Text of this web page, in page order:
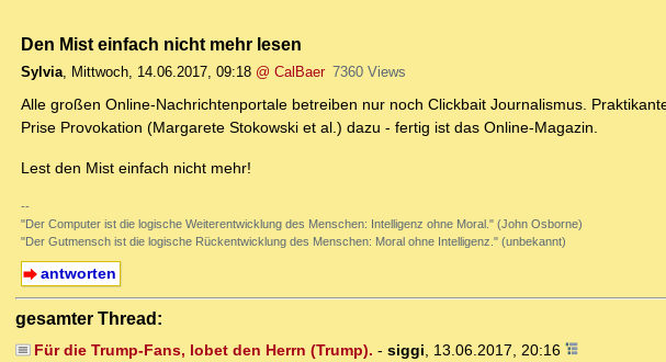
Den Mist einfach nicht mehr lesen
Sylvia, Mittwoch, 14.06.2017, 09:18 @ CalBaer 7360 Views
Alle großen Online-Nachrichtenportale betreiben nur noch Clickbait Journalismus.
Prise Provokation (Margarete Stokowski et al.) dazu - fertig ist das Online-Magazin.
Lest den Mist einfach nicht mehr!
--
"Der Computer ist die logische Weiterentwicklung des Menschen: Intelligenz ohne Moral." (John Osborne)
"Der Gutmensch ist die logische Rückentwicklung des Menschen: Moral ohne Intelligenz." (unbekannt)
antworten
gesamter Thread:
Für die Trump-Fans, lobet den Herrn (Trump). - siggi, 13.06.2017, 20:16